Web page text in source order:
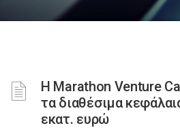
Η Marathon Venture
τα διαθέσιμα
εκατ. ευρώ